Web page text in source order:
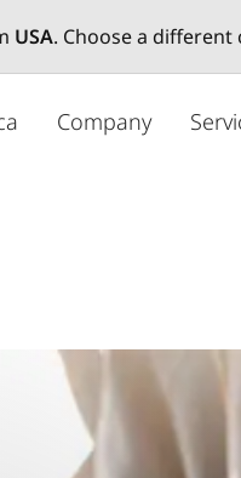
USA. Choose a
Company